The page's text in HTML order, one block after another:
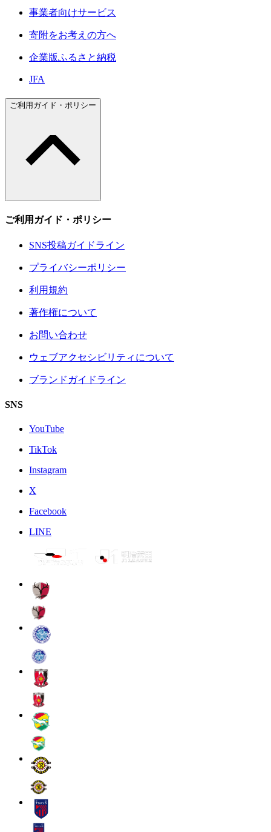
事業者向けサービス
寄附をお考えの方へ
企業版ふるさと納税
JFA
ご利用ガイド・ポリシー
ご利用ガイド・ポリシー
SNS投稿ガイドライン
プライバシーポリシー
利用規約
著作権について
お問い合わせ
ウェブアクセシビリティについて
ブランドガイドライン
SNS
YouTube
TikTok
Instagram
X
Facebook
LINE